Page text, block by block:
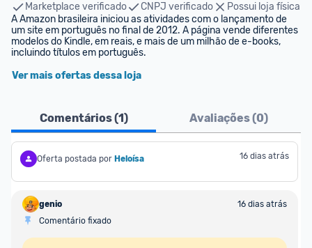
Marketplace verificado
CNPJ verificado
Possui loja física
A Amazon brasileira iniciou as atividades com o lançamento de
um site em português no final de 2012. A página vende diferentes
modelos do Kindle, em reais, e mais de um milhão de e-books,
incluindo títulos em português.
Ver mais ofertas dessa loja
Comentários (1) Avaliações (0)
Oferta postada por Heloísa 16 dias atrás
genio
16 dias atrás
Comentário fixado